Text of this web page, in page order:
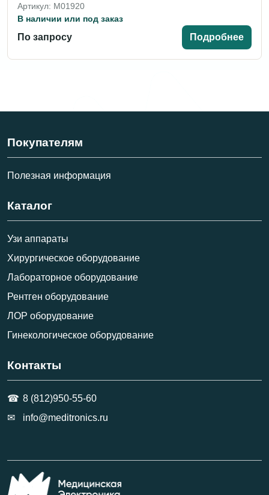
Артикул: M01920
В наличии или под заказ
По запросу Подробнее
Покупателям
Полезная информация
Каталог
Узи аппараты
Хирургическое оборудование
Лабораторное оборудование
Рентген оборудование
ЛОР оборудование
Гинекологическое оборудование
Контакты
8 (812)950-55-60
info@meditronics.ru